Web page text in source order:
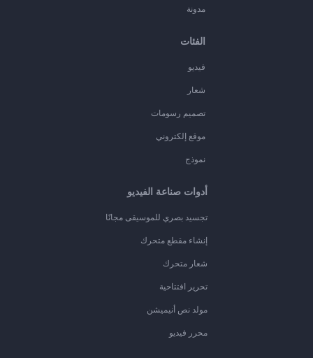
مدونة
الفئات
فيديو
شعار
تصميم رسومات
موقع إلكتروني
نموذج
أدوات صناعة الفيديو
تجسيد بصري للموسيقى مجانًا
إنشاء مقطع متحرك
شعار متحرك
تحرير افتتاحية
مولد نص أنيميشن
محرر فيديو